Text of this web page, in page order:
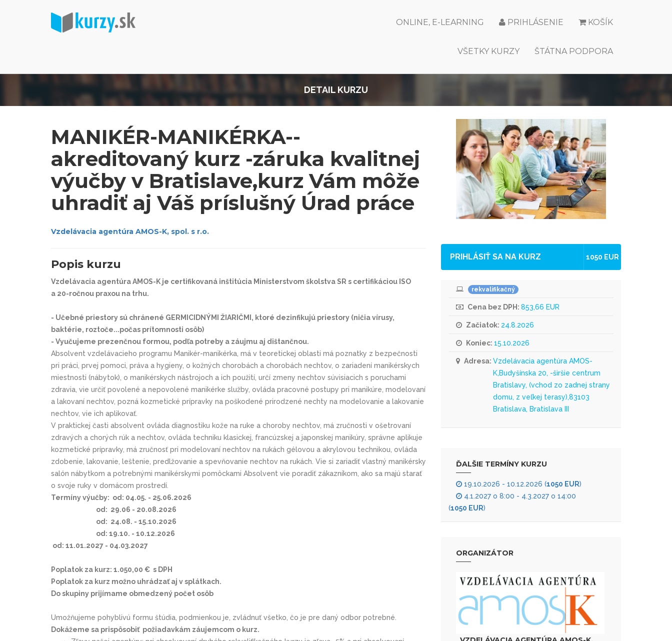
KOŠÍK
PRIHLÁSENIE
ONLINE, E-LEARNING
ŠTÁTNA PODPORA
VŠETKY KURZY
DETAIL KURZU
MANIKÉR-MANIKÉRKA--
akreditovaný kurz -záruka kvalitnej
výučby v Bratislave,kurz Vám môže
uhradiť aj Váš príslušný Úrad práce
Vzdelávacia agentúra AMOS-K, spol. s r.o.
Popis kurzu
Vzdelávacia agentúra AMOS-K je certifikovaná inštitúcia Ministerstvom školstva SR s certifikáciou ISO
a 20-ročnou praxou na trhu.
- Učebné priestory sú chránené GERMICIDNÝMI ŽIARIČMI, ktoré dezinfikujú priestory (ničia vírusy,
baktérie, roztoče...počas prítomnosti osôb)
- Vyučujeme prezenčnou formou, podľa potreby a záujmu aj dištančnou.
Absolvent vzdelávacieho programu Manikér-manikérka, má v teoretickej oblasti má poznatky z bezpečnosti
pri práci, prvej pomoci, práva a hygieny, o kožných chorobách a chorobách nechtov, o zariadení manikérskych
miestnosti (nábytok), o manikérskych nástrojoch a ich použití, určí zmeny nechtov súvisiacich s poruchami
zdravia, vie určiť povolené a nepovolené manikérke služby, ovláda pracovné postupy pri manikúre, modelovaní
a lakovaní nechtov, pozná kozmetické prípravky na poškodené prirodzené nechty na modelovanie a lakovanie
nechtov, vie ich aplikovať.
V praktickej časti absolvent ovláda diagnostiku kože na ruke a choroby nechtov, má zručnosti v ošetrovaní
zdravých a chorých rúk a nechtov, ovláda techniku klasickej, francúzskej a japonskej manikúry, správne aplikuje
kozmetické prípravky, má zručnosť pri modelovaní nechtov na rukách gélovou a akrylovou technikou, ovláda
zdobenie, lakovanie, leštenie, predlžovanie a spevňovanie nechtov na rukách. Vie si zariadiť vlastný manikérsky
salón nábytkom a potrebnými manikérskymi pomôckami Absolvent vie poradiť zákazníkom, ako sa majú starať
o svoje ruky v domácom prostredí.
Termíny výučby: od: 04.05. - 25.06.2026
od: 29.06 - 20.08.2026
od: 24.08. - 15.10.2026
od: 19.10. - 10.12.2026
od: 11.01.2027 - 04.03.2027
Poplatok za kurz: 1.050,00 € s DPH
Poplatok za kurz možno uhrádzať aj v splátkach.
Do skupiny prijímame obmedzený počet osôb
Umožňujeme pohyblivú formu štúdia, podmienkou je, zvládnuť všetko, čo je pre daný odbor potrebné.
Dokážeme sa prispôsobiť požiadavkám záujemcom o kurz.
PRIHLÁSIŤ SA NA KURZ 1050 EUR
rekvalifikačný
Cena bez DPH: 853,66 EUR
Začiatok: 24.8.2026
Koniec: 15.10.2026
Adresa: Vzdelávacia agentúra AMOS-
K,Budyšínska 20, -širšie centrum
Bratislavy, (vchod zo zadnej strany
domu, z veľkej terasy),83103
Bratislava, Bratislava III
ĎALŠIE TERMÍNY KURZU
19.10.2026 - 10.12.2026 (1050 EUR)
4.1.2027 o 8:00 - 4.3.2027 o 14:00
(1050 EUR)
ORGANIZÁTOR